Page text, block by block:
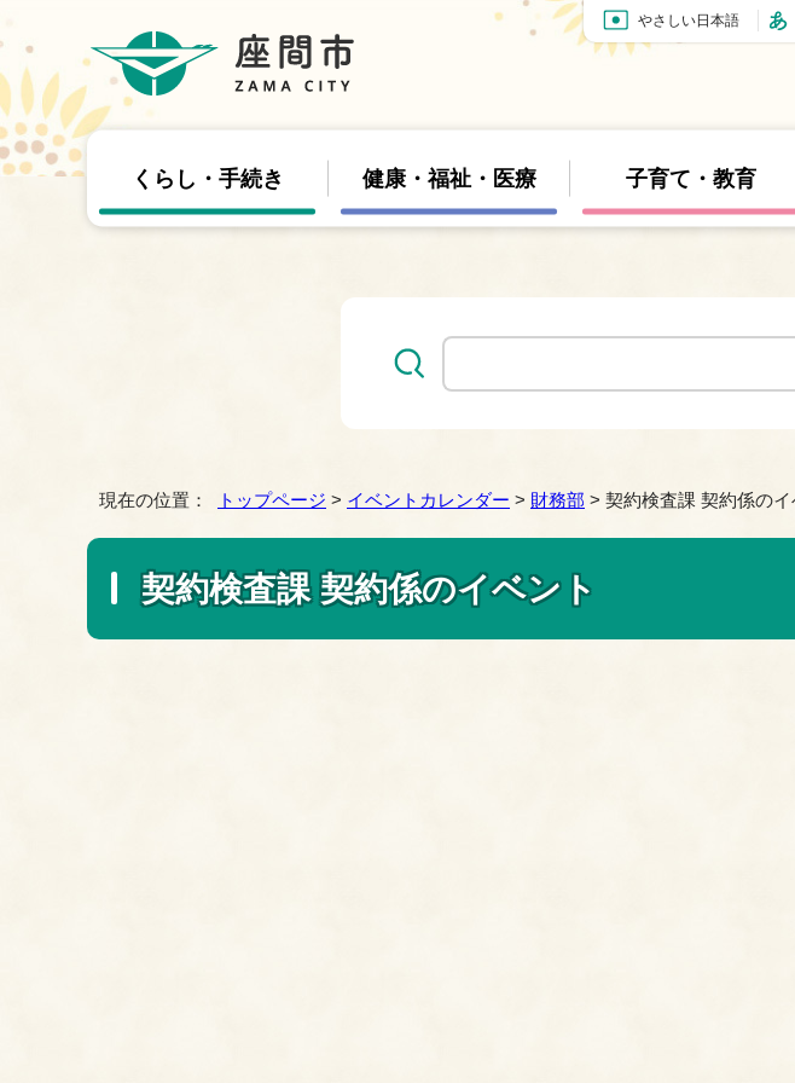
やさしい日本語
くらし・手続き 健康・福祉・医療 子育て・教育
現在の位置： トップページ > イベントカレンダー > 財務部 > 契約検査課 契約係のイ
契約検査課 契約係のイベント